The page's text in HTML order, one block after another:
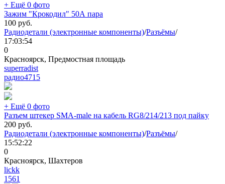
+ Ещё 0 фото
Зажим "Крокодил" 50А пара
100 руб.
Радиодетали (электронные компоненты)/Разъёмы/
17:03:54
0
Красноярск, Предмостная площадь
superradist
радио4715
+ Ещё 0 фото
Разъем штекер SMA-male на кабель RG8/214/213 под пайку
200 руб.
Радиодетали (электронные компоненты)/Разъёмы/
15:52:22
0
Красноярск, Шахтеров
lickk
1561